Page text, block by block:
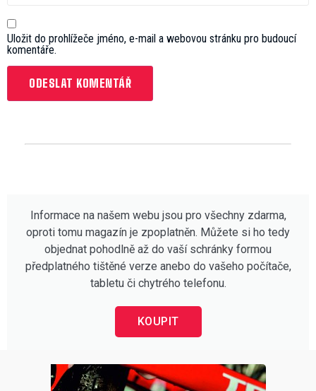
Uložit do prohlížeče jméno, e-mail a webovou stránku pro budoucí
komentáře.
Informace na našem webu jsou pro všechny zdarma,
oproti tomu magazín je zpoplatněn. Můžete si ho tedy
objednat pohodlně až do vaší schránky formou
předplatného tištěné verze anebo do vašeho počítače,
tabletu či chytrého telefonu.
KOUPIT